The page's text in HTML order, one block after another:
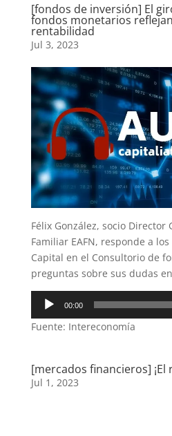
[fondos de inversión] El
fondos monetarios
rentabilidad
Jul 3, 2023
Félix González, socio Director
Familiar EAFN, responde a
Capital en el Consultorio de
preguntas sobre sus dudas
Reproductor
audio
00:00
Fuente: Intereconomía
[mercados financieros] ¡El
Jul 1, 2023